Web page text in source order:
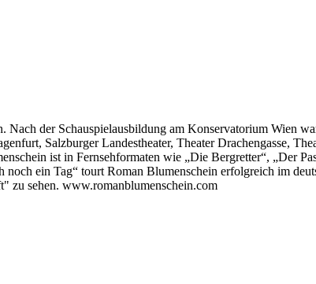
der Schauspielausbildung am Konservatorium Wien
Salzburger Landestheater, Theater Drachengasse,
ist in Fernsehformaten wie „Die Bergretter“, „Der
ein Tag“ tourt Roman Blumenschein erfolgreich im
zu sehen. www.romanblumenschein.com